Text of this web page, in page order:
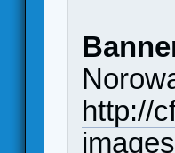
http://